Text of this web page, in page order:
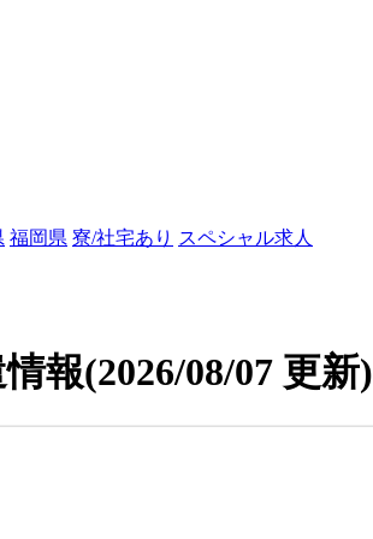
福岡県 寮/社宅あり スペシャル求人
報(2026/08/07 更新)